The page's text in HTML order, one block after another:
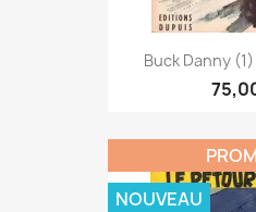
Buck Danny
NOUVEAU